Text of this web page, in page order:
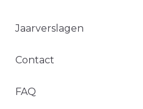
Jaarverslagen
Contact
FAQ